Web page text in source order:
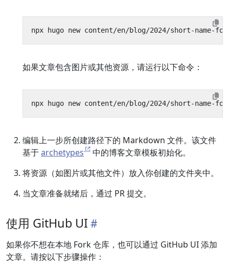
如果文章包含图片或其他资源，请运行以下命令：
编辑上一步所创建路径下的 Markdown 文件。该文件
基于archetypes
中的博客文章模板初始化。
将资源（如图片或其他文件）放入你创建的文件夹中。
当文章准备就绪后，通过 PR 提交。
使用 GitHub UI
如果你不想在本地 Fork 仓库，也可以通过 GitHub UI 添加
文章。请按以下步骤操作：